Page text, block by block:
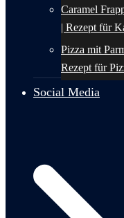
Caramel
| Rezept für
Pizza mit
Rezept für
Social Media